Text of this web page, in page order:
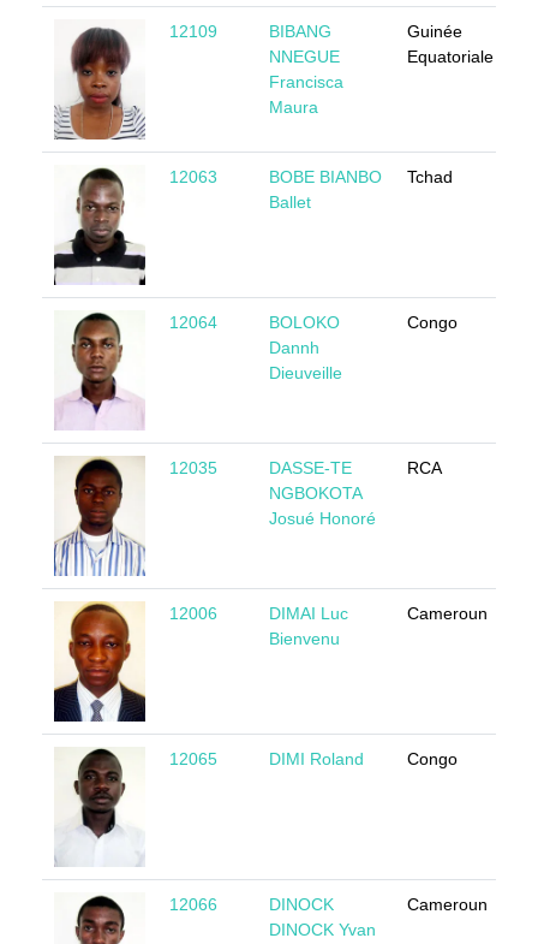
12109
BIBANG
NNEGUE
Francisca
Maura
Guinée
Equatoriale
12063
BOBE BIANBO
Ballet
Tchad
12064
BOLOKO
Dannh
Dieuveille
Congo
12035
DASSE-TE
NGBOKOTA
Josué Honoré
RCA
12006
DIMAI Luc
Bienvenu
Cameroun
12065 DIMI Roland Congo
12066
DINOCK
DINOCK Yvan
Cameroun